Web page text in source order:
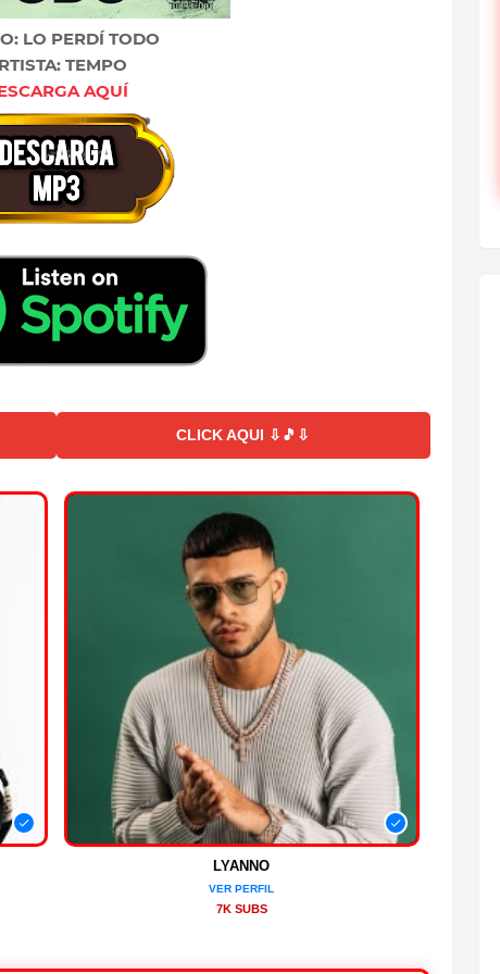
LO PERDÍ TODO
TEMPO
AQUÍ
CLICK AQUI ⇩🎵⇩
LYANNO
VER PERFIL
7K SUBS